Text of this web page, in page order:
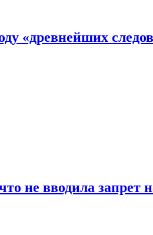
«древнейших
не вводила запрет